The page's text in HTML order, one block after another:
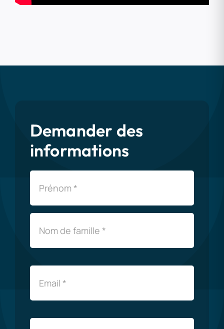
Demander des
informations